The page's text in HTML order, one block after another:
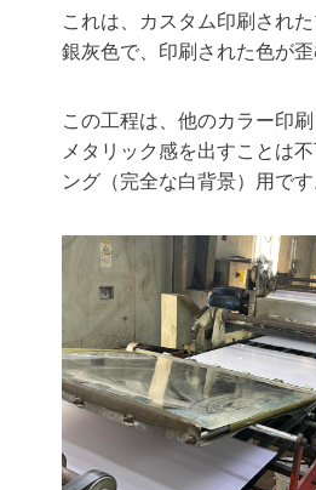
これは、カスタム印刷され
銀灰色で、印刷された色が
この工程は、他のカラー印
メタリック感を出すことは
ング（完全な白背景）用です